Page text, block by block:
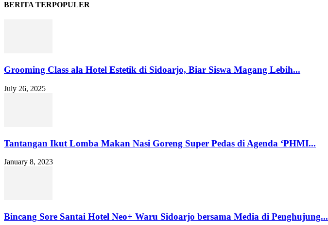
BERITA TERPOPULER
Grooming Class ala Hotel Estetik di Sidoarjo, Biar Siswa Magang Lebih...
July 26, 2025
Tantangan Ikut Lomba Makan Nasi Goreng Super Pedas di Agenda ‘PHMI...
January 8, 2023
Bincang Sore Santai Hotel Neo+ Waru Sidoarjo bersama Media di Penghujung...